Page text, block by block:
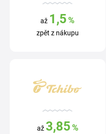
až 1,5 %
zpět z nákupu
až 3,85%